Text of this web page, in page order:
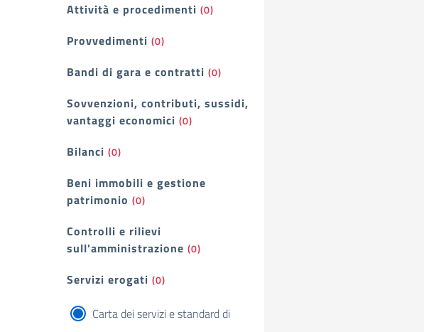
Attività e procedimenti (0)
Provvedimenti (0)
Bandi di gara e contratti (0)
Sovvenzioni, contributi, sussidi,
vantaggi economici (0)
Bilanci (0)
Beni immobili e gestione
patrimonio (0)
Controlli e rilievi
sull'amministrazione (0)
Servizi erogati (0)
Carta dei servizi e standard di